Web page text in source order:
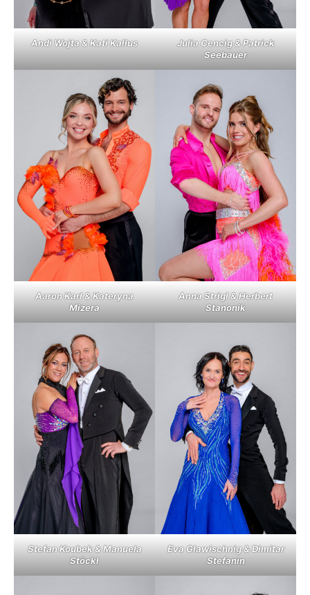
Andi Wojta & Kati Kallus
Julia Cencig & Patrick
Seebauer
Aaron Karl & Kateryna
Mizera
Anna Strigl & Herbert
Stanonik
Stefan Koubek & Manuela
Stöckl
Eva Glawischnig & Dimitar
Stefanin